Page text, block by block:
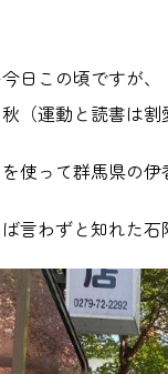
日この頃ですが、
（運動と読書は割
使って群馬県の
言わずと知れた石